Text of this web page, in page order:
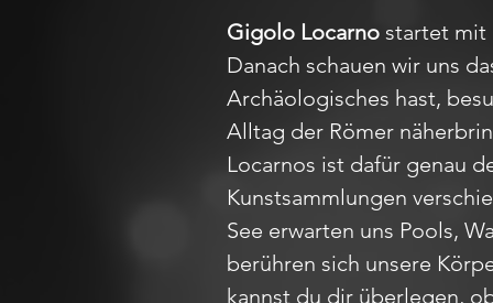
Gigolo Locarno startet mit
Danach schauen wir uns
Archäologisches hast,
Alltag der Römer
Locarnos ist dafür genau
Kunstsammlungen
See erwarten uns Pools,
berühren sich unsere
kannst du dir überlegen,